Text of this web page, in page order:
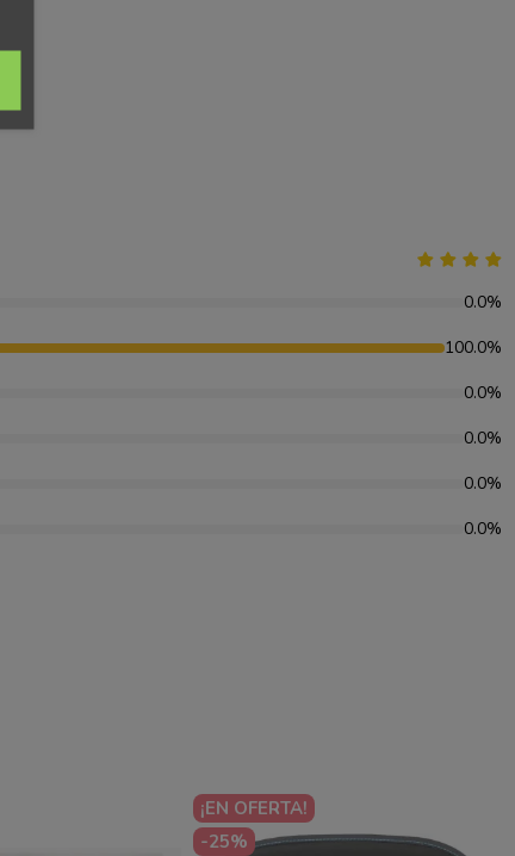
0.0%
100.0%
0.0%
0.0%
0.0%
0.0%
¡EN OFERTA!
-25%